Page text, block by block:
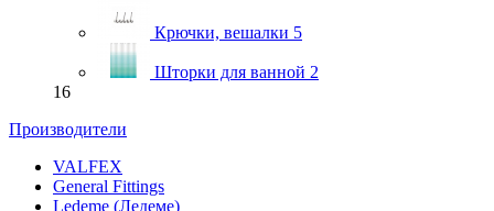
Крючки, вешалки 5
Шторки для ванной 2
16
Производители
VALFEX
General Fittings
Ledeme (Ледеме)